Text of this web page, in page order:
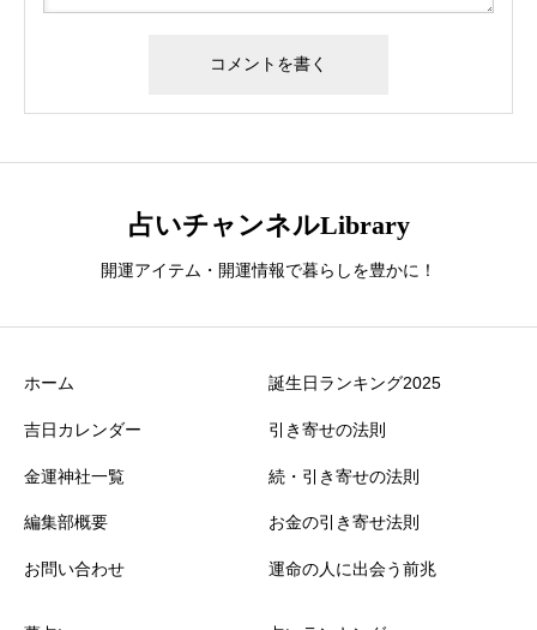
占いチャンネルLibrary
開運アイテム・開運情報で暮らしを豊かに！
ホーム
吉日カレンダー
金運神社一覧
編集部概要
お問い合わせ
誕生日ランキング2025
引き寄せの法則
続・引き寄せの法則
お金の引き寄せ法則
運命の人に出会う前兆